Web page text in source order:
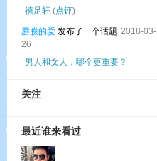
禧足轩 (点评)
唇膜的爱 发布了一个话题 2018-03-
26
男人和女人，哪个更重要？
关注
最近谁来看过